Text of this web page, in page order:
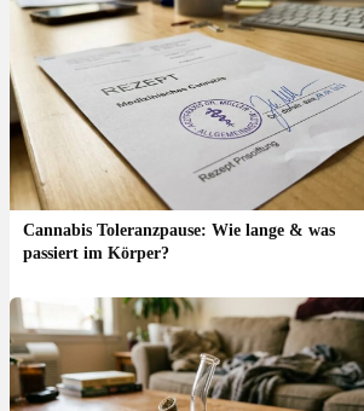
Cannabis Toleranzpause: Wie lange & was
passiert im Körper?